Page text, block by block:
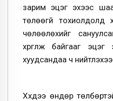
зарим эцэг эхээс
төлөөгүй тохиолдолд
чөлөөлөхийг
хүргүүлж байгааг
хуудсандаа ч
Хүүхдээ өндөр